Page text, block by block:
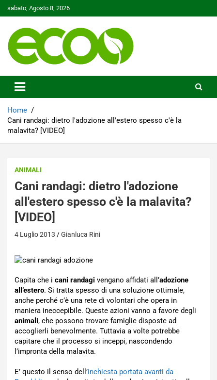
to
sabato, Agosto 8, 2026
Ecoo.it
Home
Cani randagi: dietro l'adozione all'estero spesso c'è la
malavita? [VIDEO]
ANIMALI
Cani randagi: dietro l'adozione
all'estero spesso c'è la malavita?
[VIDEO]
4 Luglio 2013 Gianluca Rini
Capita che i cani randagi vengano affidati all’adozione
all’estero. Si tratta spesso di una soluzione ottimale,
anche perché c’è una rete di volontari che opera in
maniera ineccepibile. Queste azioni vanno a favore degli
animali, che possono trovare famiglie disposte ad
accoglierli benevolmente. Tuttavia a volte potrebbe
capitare che il processo si inceppi, nascondendo
l’impronta della malavita.
E’ questo il senso dell’inchiesta portata avanti da